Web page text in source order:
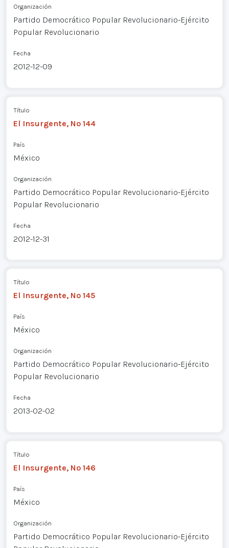
Organización
Partido Democrático Popular Revolucionario-Ejército
Popular Revolucionario
Fecha
2012-12-09
Título
El Insurgente, Nº 144
País
México
Organización
Partido Democrático Popular Revolucionario-Ejército
Popular Revolucionario
Fecha
2012-12-31
Título
El Insurgente, Nº 145
País
México
Organización
Partido Democrático Popular Revolucionario-Ejército
Popular Revolucionario
Fecha
2013-02-02
Título
El Insurgente, Nº 146
País
México
Organización
Partido Democrático Popular Revolucionario-Ejército